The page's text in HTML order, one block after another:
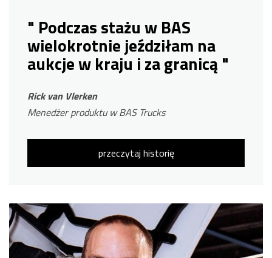
" Podczas stażu w BAS
wielokrotnie jeździłam na
aukcje w kraju i za granicą "
Rick van Vlerken
Menedżer produktu w BAS Trucks
przeczytaj historię